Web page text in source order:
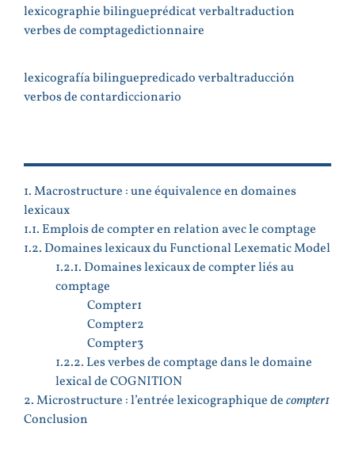
lexicographie bilingueprédicat verbaltraduction
verbes de comptagedictionnaire
lexicografía bilinguepredicado verbaltraducción
verbos de contardiccionario
1. Macrostructure : une équivalence en domaines
lexicaux
1.1. Emplois de compter en relation avec le comptage
1.2. Domaines lexicaux du Functional Lexematic Model
1.2.1. Domaines lexicaux de compter liés au
comptage
Compter1
Compter2
Compter3
1.2.2. Les verbes de comptage dans le domaine
lexical de COGNITION
2. Microstructure : l’entrée lexicographique decompter1
Conclusion